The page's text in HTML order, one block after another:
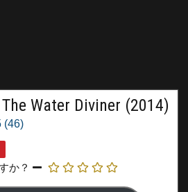
Water Diviner (2014)
(46)
か？